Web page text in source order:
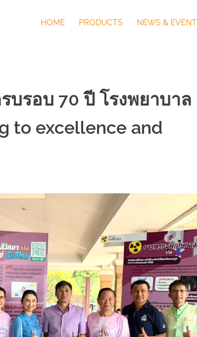
HOME PRODUCTS NEWS & EVENT
บรอบ 70 ปี โรงพยาบาล
to excellence and